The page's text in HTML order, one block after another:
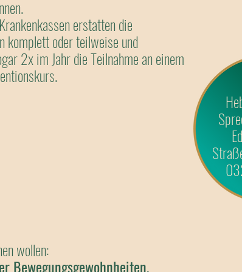
erstatten die
komplett oder teilweise und
2x im Jahr die Teilnahme an einem
wollen:
Bewegungsgewohnheiten,